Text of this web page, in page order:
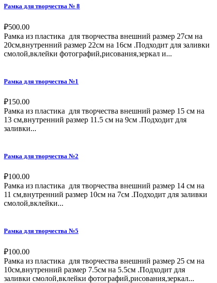
Рамка для творчества № 8
₽500.00
Рамка из пластика для творчества внешний размер 27см на
20см,внутренний размер 22см на 16см .Подходит для заливки
смолой,вклейки фотографий,рисования,зеркал и...
Рамка для творчества №1
₽150.00
Рамка из пластика для творчества внешний размер 15 см на
13 см,внутренний размер 11.5 см на 9см .Подходит для
заливки...
Рамка для творчества №2
₽100.00
Рамка из пластика для творчества внешний размер 14 см на
11 см,внутренний размер 10см на 7см .Подходит для заливки
смолой,вклейки...
Рамка для творчества №5
₽100.00
Рамка из пластика для творчества внешний размер 25 см на
10см,внутренний размер 7.5см на 5.5см .Подходит для
заливки смолой,вклейки фотографий,рисования,зеркал...